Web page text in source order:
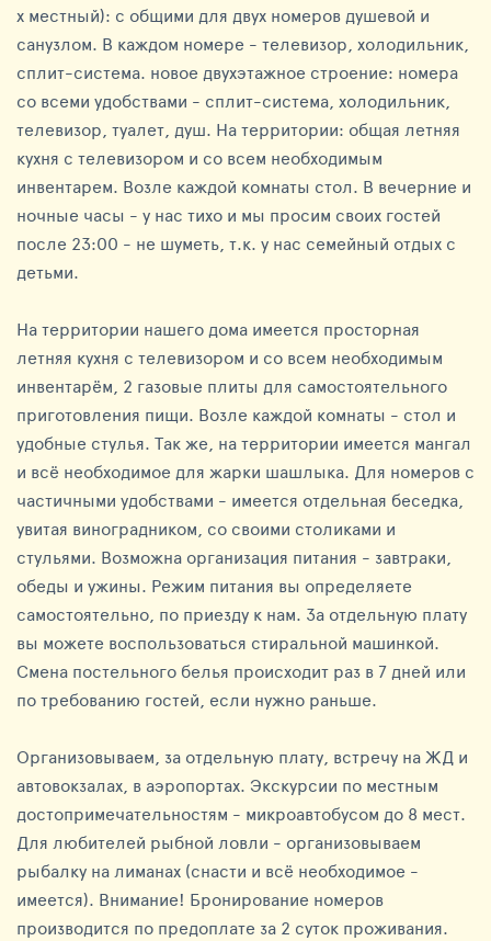
х местный): с общими для двух номеров душевой и
санузлом. В каждом номере - телевизор, холодильник,
сплит-система. новое двухэтажное строение: номера
со всеми удобствами - сплит-система, холодильник,
телевизор, туалет, душ. На территории: общая летняя
кухня с телевизором и со всем необходимым
инвентарем. Возле каждой комнаты стол. В вечерние и
ночные часы - у нас тихо и мы просим своих гостей
после 23:00 - не шуметь, т.к. у нас семейный отдых с
детьми.
На территории нашего дома имеется просторная
летняя кухня с телевизором и со всем необходимым
инвентарём, 2 газовые плиты для самостоятельного
приготовления пищи. Возле каждой комнаты - стол и
удобные стулья. Так же, на территории имеется мангал
и всё необходимое для жарки шашлыка. Для номеров с
частичными удобствами - имеется отдельная беседка,
увитая виноградником, со своими столиками и
стульями. Возможна организация питания - завтраки,
обеды и ужины. Режим питания вы определяете
самостоятельно, по приезду к нам. За отдельную плату
вы можете воспользоваться стиральной машинкой.
Смена постельного белья происходит раз в 7 дней или
по требованию гостей, если нужно раньше.
Организовываем, за отдельную плату, встречу на ЖД и
автовокзалах, в аэропортах. Экскурсии по местным
достопримечательностям - микроавтобусом до 8 мест.
Для любителей рыбной ловли - организовываем
рыбалку на лиманах (снасти и всё необходимое -
имеется). Внимание! Бронирование номеров
производится по предоплате за 2 суток проживания.